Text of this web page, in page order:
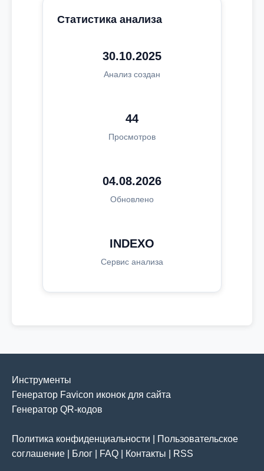
Статистика анализа
30.10.2025
Анализ создан
44
Просмотров
04.08.2026
Обновлено
INDEXO
Сервис анализа
Инструменты
Генератор Favicon иконок для сайта
Генератор QR-кодов
Политика конфиденциальности
Пользовательское
соглашение
Блог FAQ Контакты RSS